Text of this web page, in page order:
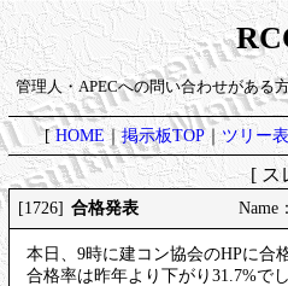
管理人・APECへの問い合わせがある
[HOME｜掲示板TOP｜ツリー
[ ス
[1726] 合格発表 Name
本日、9時に建コン協会のHPに合
合格率は昨年より下がり31.7%でし